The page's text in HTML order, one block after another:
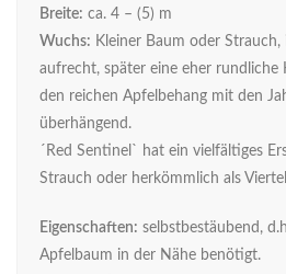
Breite: ca. 4 – (5) m
Wuchs: Kleiner Baum oder
aufrecht, später eine eher rundliche
den reichen Apfelbehang mit den
überhängend.
´Red Sentinel` hat ein vielfältiges
Strauch oder herkömmlich als
Eigenschaften: selbstbestäubend,
Apfelbaum in der Nähe benötigt.